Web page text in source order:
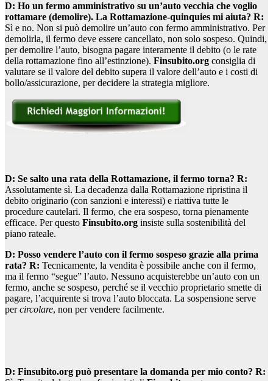
D: Ho un fermo amministrativo su un’auto vecchia che voglio
rottamare (demolire). La Rottamazione-quinquies mi aiuta? R:
Sì e no. Non si può demolire un’auto con fermo amministrativo. Per
demolirla, il fermo deve essere cancellato, non solo sospeso. Quindi,
per demolire l’auto, bisogna pagare interamente il debito (o le rate
della rottamazione fino all’estinzione). Finsubito.org consiglia di
valutare se il valore del debito supera il valore dell’auto e i costi di
bollo/assicurazione, per decidere la strategia migliore.
D: Se salto una rata della Rottamazione, il fermo torna? R:
Assolutamente sì. La decadenza dalla Rottamazione ripristina il
debito originario (con sanzioni e interessi) e riattiva tutte le
procedure cautelari. Il fermo, che era sospeso, torna pienamente
efficace. Per questo Finsubito.org insiste sulla sostenibilità del
piano rateale.
D: Posso vendere l’auto con il fermo sospeso grazie alla prima
rata? R: Tecnicamente, la vendita è possibile anche con il fermo,
ma il fermo “segue” l’auto. Nessuno acquisterebbe un’auto con un
fermo, anche se sospeso, perché se il vecchio proprietario smette di
pagare, l’acquirente si trova l’auto bloccata. La sospensione serve
percircolare, non per vendere facilmente.
D: Finsubito.org può presentare la domanda per mio conto? R: